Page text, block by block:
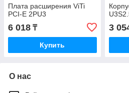
Плата расширения ViTi
PCI-E 2PU3
6 018 ₸
Купить
3
О нас